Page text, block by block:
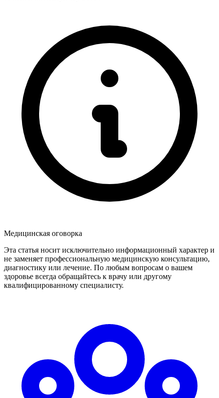
Медицинская оговорка
Эта статья носит исключительно информационный характер и
не заменяет профессиональную медицинскую консультацию,
диагностику или лечение. По любым вопросам о вашем
здоровье всегда обращайтесь к врачу или другому
квалифицированному специалисту.